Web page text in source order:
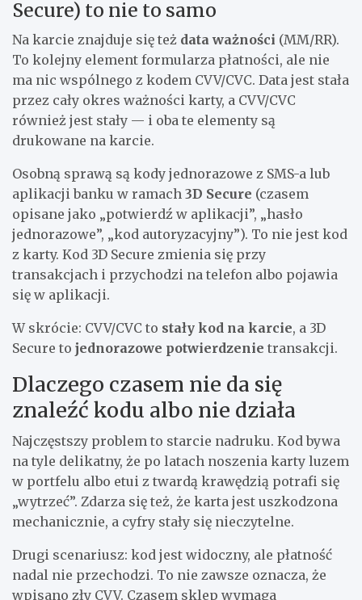
Secure) to nie to samo
Na karcie znajduje się też data ważności (MM/RR).
To kolejny element formularza płatności, ale nie
ma nic wspólnego z kodem CVV/CVC. Data jest stała
przez cały okres ważności karty, a CVV/CVC
również jest stały — i oba te elementy są
drukowane na karcie.
Osobną sprawą są kody jednorazowe z SMS-a lub
aplikacji banku w ramach 3D Secure (czasem
opisane jako „potwierdź w aplikacji”, „hasło
jednorazowe”, „kod autoryzacyjny”). To nie jest kod
z karty. Kod 3D Secure zmienia się przy
transakcjach i przychodzi na telefon albo pojawia
się w aplikacji.
W skrócie: CVV/CVC to stały kod na karcie, a 3D
Secure to jednorazowe potwierdzenie transakcji.
Dlaczego czasem nie da się
znaleźć kodu albo nie działa
Najczęstszy problem to starcie nadruku. Kod bywa
na tyle delikatny, że po latach noszenia karty luzem
w portfelu albo etui z twardą krawędzią potrafi się
„wytrzeć”. Zdarza się też, że karta jest uszkodzona
mechanicznie, a cyfry stały się nieczytelne.
Drugi scenariusz: kod jest widoczny, ale płatność
nadal nie przechodzi. To nie zawsze oznacza, że
wpisano zły CVV. Czasem sklep wymaga